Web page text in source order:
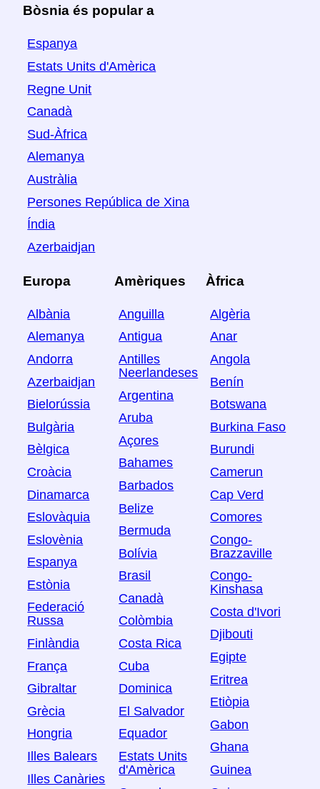
Bòsnia és popular a
Espanya
Estats Units d'Amèrica
Regne Unit
Canadà
Sud-Àfrica
Alemanya
Austràlia
Persones República de Xina
Índia
Azerbaidjan
Europa
Albània
Alemanya
Andorra
Azerbaidjan
Bielorússia
Bulgària
Bèlgica
Croàcia
Dinamarca
Eslovàquia
Eslovènia
Espanya
Estònia
Federació
Russa
Finlàndia
França
Gibraltar
Grècia
Hongria
Illes Balears
Illes Canàries
Amèriques
Anguilla
Antigua
Antilles
Neerlandeses
Argentina
Aruba
Açores
Bahames
Barbados
Belize
Bermuda
Bolívia
Brasil
Canadà
Colòmbia
Costa Rica
Cuba
Dominica
El Salvador
Equador
Estats Units
d'Amèrica
Àfrica
Algèria
Anar
Angola
Benín
Botswana
Burkina Faso
Burundi
Camerun
Cap Verd
Comores
Congo-
Brazzaville
Congo-
Kinshasa
Costa d'Ivori
Djibouti
Egipte
Eritrea
Etiòpia
Gabon
Ghana
Guinea